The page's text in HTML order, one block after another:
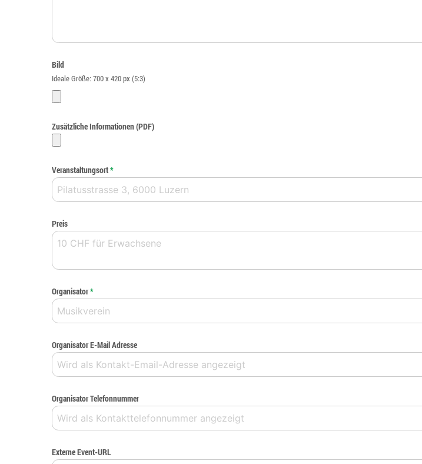
Bild
Ideale Größe: 700 x 420 px (5:3)
Zusätzliche Informationen (PDF)
Veranstaltungsort*
Preis
Organisator*
Organisator E-Mail Adresse
Organisator Telefonnummer
Externe Event-URL